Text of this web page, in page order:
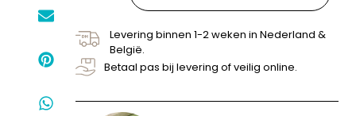
Levering binnen 1-2 weken in Nederland &
België.
Betaal pas bij levering of veilig online.